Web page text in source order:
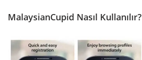
MalaysianCupid Nasıl Kullanılır?